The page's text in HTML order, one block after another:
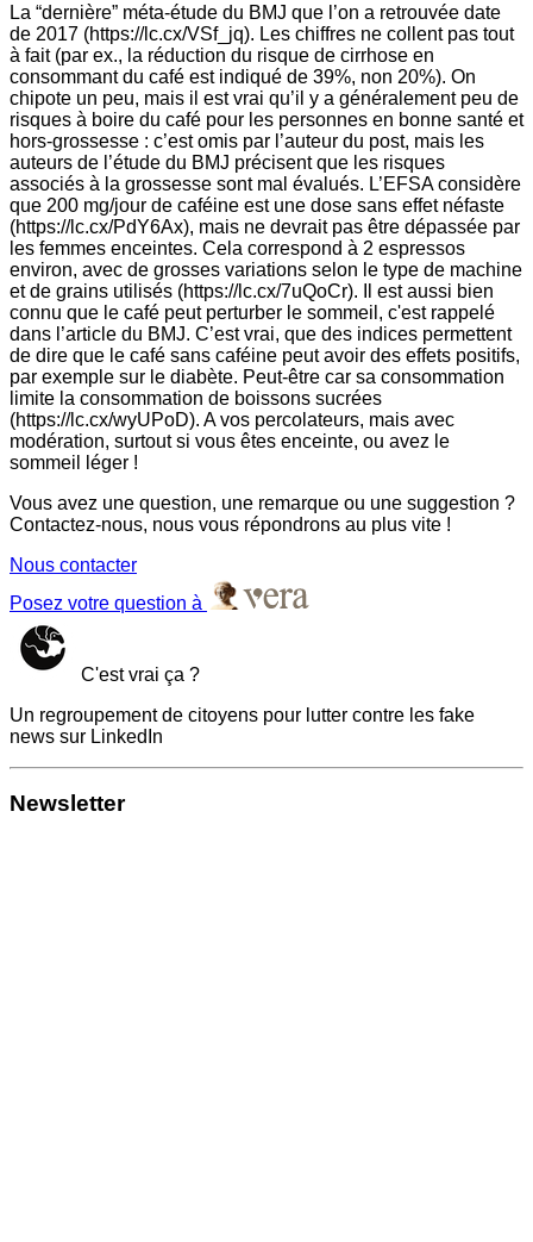
La “dernière” méta-étude du BMJ que l’on a retrouvée date
de 2017 (https://lc.cx/VSf_jq). Les chiffres ne collent pas tout
à fait (par ex., la réduction du risque de cirrhose en
consommant du café est indiqué de 39%, non 20%). On
chipote un peu, mais il est vrai qu’il y a généralement peu de
risques à boire du café pour les personnes en bonne santé et
hors-grossesse : c’est omis par l’auteur du post, mais les
auteurs de l’étude du BMJ précisent que les risques
associés à la grossesse sont mal évalués. L’EFSA considère
que 200 mg/jour de caféine est une dose sans effet néfaste
(https://lc.cx/PdY6Ax), mais ne devrait pas être dépassée par
les femmes enceintes. Cela correspond à 2 espressos
environ, avec de grosses variations selon le type de machine
et de grains utilisés (https://lc.cx/7uQoCr). Il est aussi bien
connu que le café peut perturber le sommeil, c'est rappelé
dans l’article du BMJ. C’est vrai, que des indices permettent
de dire que le café sans caféine peut avoir des effets positifs,
par exemple sur le diabète. Peut-être car sa consommation
limite la consommation de boissons sucrées
(https://lc.cx/wyUPoD). A vos percolateurs, mais avec
modération, surtout si vous êtes enceinte, ou avez le
sommeil léger !
Vous avez une question, une remarque ou une suggestion ?
Contactez-nous, nous vous répondrons au plus vite !
Nous contacter
Posez votre question à
C'est vrai ça ?
Un regroupement de citoyens pour lutter contre les fake
news sur LinkedIn
Newsletter